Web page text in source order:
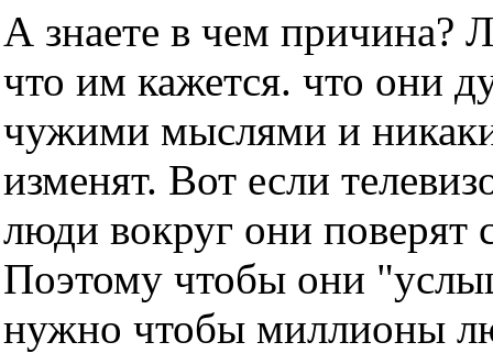
А знаете в чем причина?
что им кажется. что они
чужими мыслями и
изменят. Вот если
люди вокруг они поверят
Поэтому чтобы они
нужно чтобы миллионы